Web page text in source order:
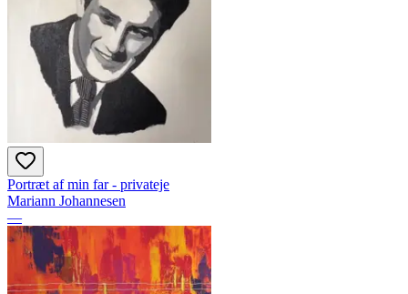
Portræt af min far - privateje
Mariann Johannesen
—